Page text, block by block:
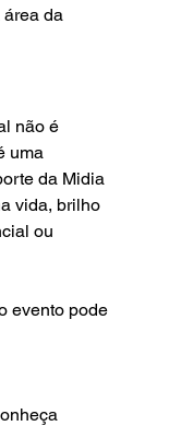
área da
não é
uma
da Midia
vida, brilho
ou
evento pode